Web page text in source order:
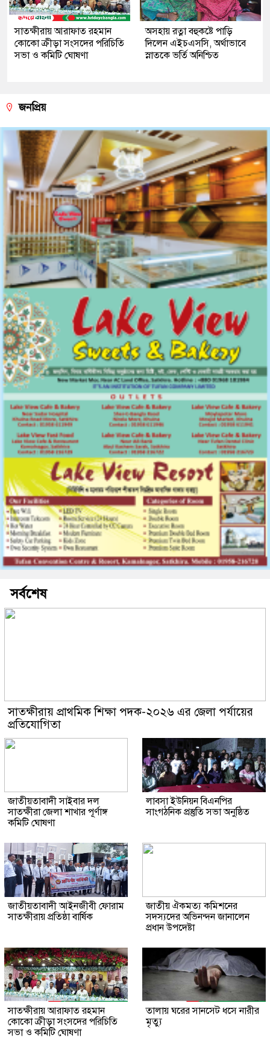
সাতক্ষীরায় আরাফাত রহমান
কোকো ক্রীড়া সংসদের পরিচিতি
সভা ও কমিটি ঘোষণা
অসহায় রত্না বহুকষ্টে পাড়ি
দিলেন এইচএসসি, অর্থাভাবে
স্নাতকে ভর্তি অনিশ্চিত
জনপ্রিয়
সর্বশেষ
সাতক্ষীরায় প্রাথমিক শিক্ষা পদক-২০২৬ এর জেলা পর্যায়ের
প্রতিযোগিতা
জাতীয়তাবাদী সাইবার দল
সাতক্ষীরা জেলা শাখার পূর্ণাঙ্গ
কমিটি ঘোষণা
লাবসা ইউনিয়ন বিএনপির
সাংগঠনিক প্রস্তুতি সভা অনুষ্ঠিত
জাতীয়তাবাদী আইনজীবী ফোরাম
সাতক্ষীরায় প্রতিষ্ঠা বার্ষিক
জাতীয় ঐকমত্য কমিশনের
সদস্যদের অভিনন্দন জানালেন
প্রধান উপদেষ্টা
সাতক্ষীরায় আরাফাত রহমান
কোকো ক্রীড়া সংসদের পরিচিতি
সভা ও কমিটি ঘোষণা
তালায় ঘরের সানসেট ধসে নারীর
মৃত্যু